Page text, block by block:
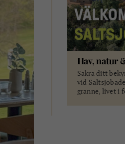
Hav, natur
Säkra ditt
vid
granne, livet i